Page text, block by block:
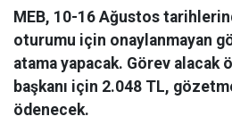
MEB, 10-16 Ağustos
oturumu için onaylanmayan
atama yapacak. Görev alacak
başkanı için 2.048 TL,
ödenecek.